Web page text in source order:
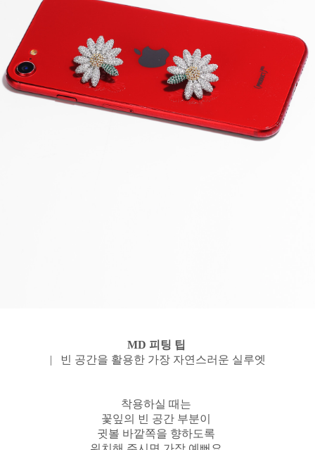
MD 피팅 팁
| 빈 공간을 활용한 가장 자연스러운 실루엣
착용하실 때는
꽃잎의 빈 공간 부분이
귓볼 바깥쪽을 향하도록